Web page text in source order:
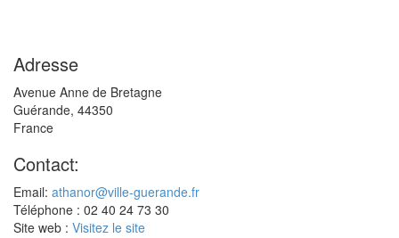
Adresse
Avenue Anne de Bretagne
Guérande, 44350
France
Contact:
Email: athanor@ville-guerande.fr
Téléphone : 02 40 24 73 30
Site web : Visitez le site